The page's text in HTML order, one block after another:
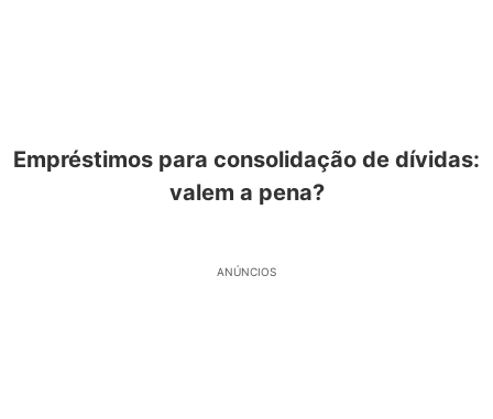
Empréstimos para consolidação de dívidas:
valem a pena?
ANÚNCIOS